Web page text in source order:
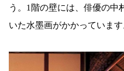
う。1階の壁には、俳優の中
いた水墨画がかかっています